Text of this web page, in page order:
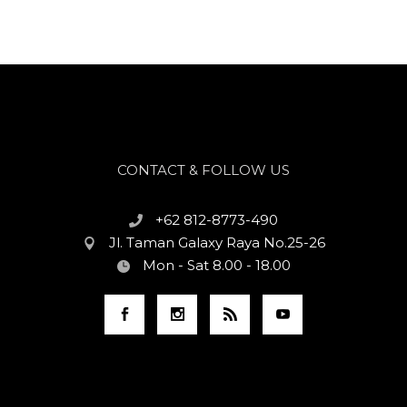
CONTACT & FOLLOW US
+62 812-8773-490
Jl. Taman Galaxy Raya No.25-26
Mon - Sat 8.00 - 18.00